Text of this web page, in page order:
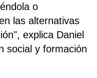
o
las alternativas
explica Daniel
social y formación